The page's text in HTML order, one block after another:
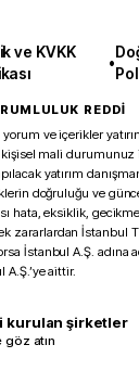
ve KVKK
•
REDDİ
ve içerikler
kişisel mali
yatırım
doğruluğu ve
hata, eksiklik,
zararlardan İstanbul
İstanbul A.Ş. adına
A.Ş.’ye aittir.
kurulan şirketler
göz atın